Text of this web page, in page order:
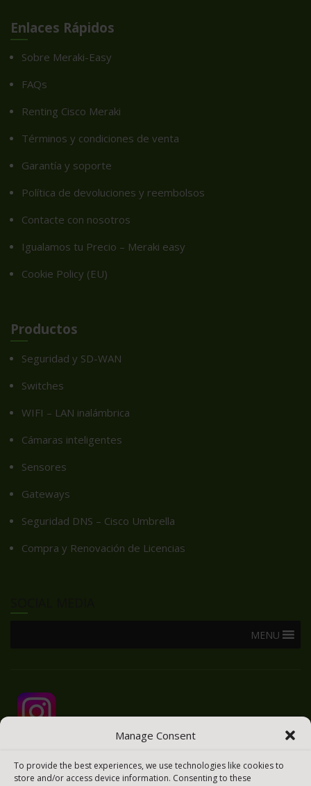
Manage Consent
To provide the best experiences, we use technologies like cookies to
store and/or access device information. Consenting to these
Enlaces Rápidos
Sobre Meraki-Easy
FAQs
Renting Cisco Meraki
Términos y condiciones de venta
Garantía y soporte
Política de devoluciones y reembolsos
Contacte con nosotros
Igualamos tu Precio – Meraki easy
Cookie Policy (EU)
Productos
Seguridad y SD-WAN
Switches
WIFI – LAN inalámbrica
Cámaras inteligentes
Sensores
Gateways
Seguridad DNS – Cisco Umbrella
Compra y Renovación de Licencias
MENU